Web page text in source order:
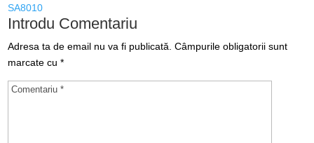
SA8010
Introdu Comentariu
Adresa ta de email nu va fi publicată. Câmpurile obligatorii sunt
marcate cu*